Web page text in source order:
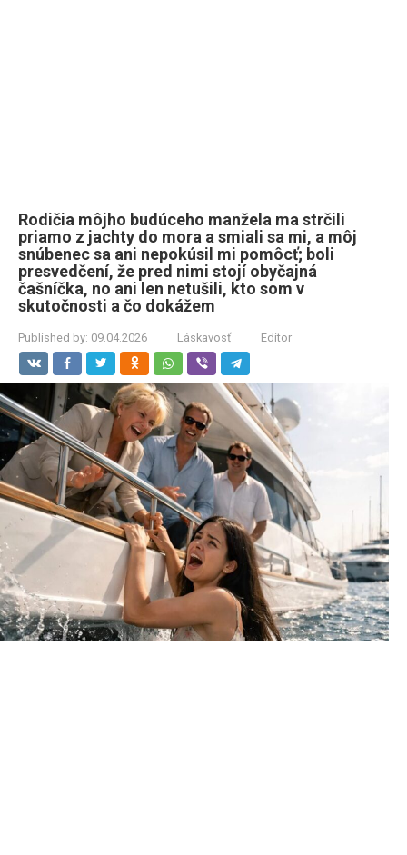
Rodičia môjho budúceho manžela ma strčili
priamo z jachty do mora a smiali sa mi, a môj
snúbenec sa ani nepokúsil mi pomôcť; boli
presvedčení, že pred nimi stojí obyčajná
čašníčka, no ani len netušili, kto som v
skutočnosti a čo dokážem
Published by: 09.04.2026 Láskavosť Editor